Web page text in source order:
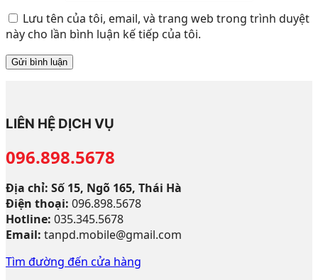
Lưu tên của tôi, email, và trang web trong trình duyệt
này cho lần bình luận kế tiếp của tôi.
LIÊN HỆ DỊCH VỤ
096.898.5678
Địa chỉ: Số 15, Ngõ 165, Thái Hà
Điện thoại: 096.898.5678
Hotline: 035.345.5678
Email: tanpd.mobile@gmail.com
Tìm đường đến cửa hàng